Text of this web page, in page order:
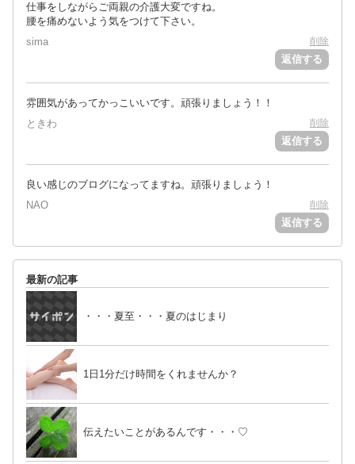
仕事をしながらご両親の介護大変ですね。
腰を痛めないよう気をつけて下さい。
sima
削除
返信する
雰囲気があってかっこいいです。頑張りましょう！！
ときわ
削除
返信する
良い感じのブログになってますね。頑張りましょう！
NAO
削除
返信する
最新の記事
・・・夏至・・・夏のはじまり
1日1分だけ時間をくれませんか？
伝えたいことがあるんです・・・♡